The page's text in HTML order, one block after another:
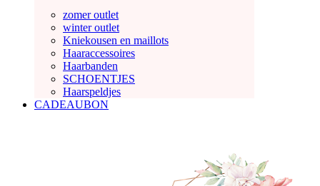
zomer outlet
winter outlet
Kniekousen en maillots
Haaraccessoires
Haarbanden
SCHOENTJES
Haarspeldjes
CADEAUBON